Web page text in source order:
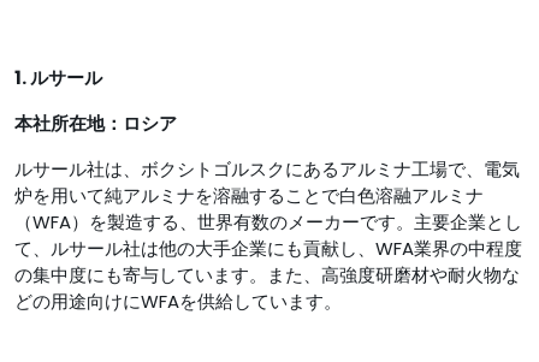
1. ルサール
本社所在地：ロシア
ルサール社は、ボクシトゴルスクにあるアルミナ工場で、電気
炉を用いて純アルミナを溶融することで白色溶融アルミナ
（WFA）を製造する、世界有数のメーカーです。主要企業とし
て、ルサール社は他の大手企業にも貢献し、WFA業界の中程度
の集中度にも寄与しています。また、高強度研磨材や耐火物な
どの用途向けにWFAを供給しています。